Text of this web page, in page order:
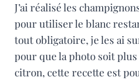
J’ai réalisé les
pour utiliser le blanc
tout obligatoire, je les ai
pour que la photo soit
citron, cette recette est